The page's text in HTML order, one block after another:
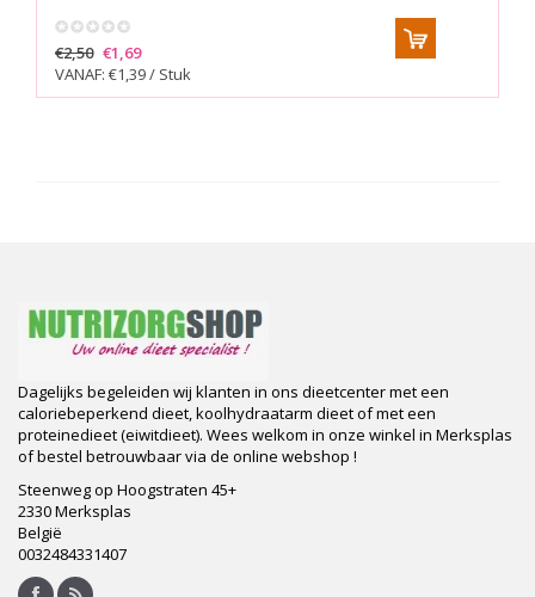
€2,50 €1,69
VANAF: €1,39 / Stuk
Dagelijks begeleiden wij klanten in ons dieetcenter met een
caloriebeperkend dieet, koolhydraatarm dieet of met een
proteinedieet (eiwitdieet). Wees welkom in onze winkel in Merksplas
of bestel betrouwbaar via de online webshop !
Steenweg op Hoogstraten 45+
2330 Merksplas
België
0032484331407